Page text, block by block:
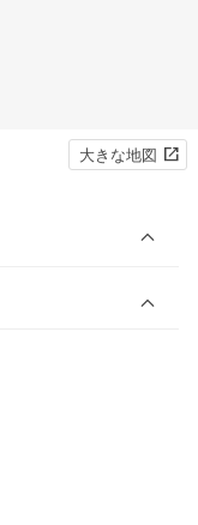
大きな地図